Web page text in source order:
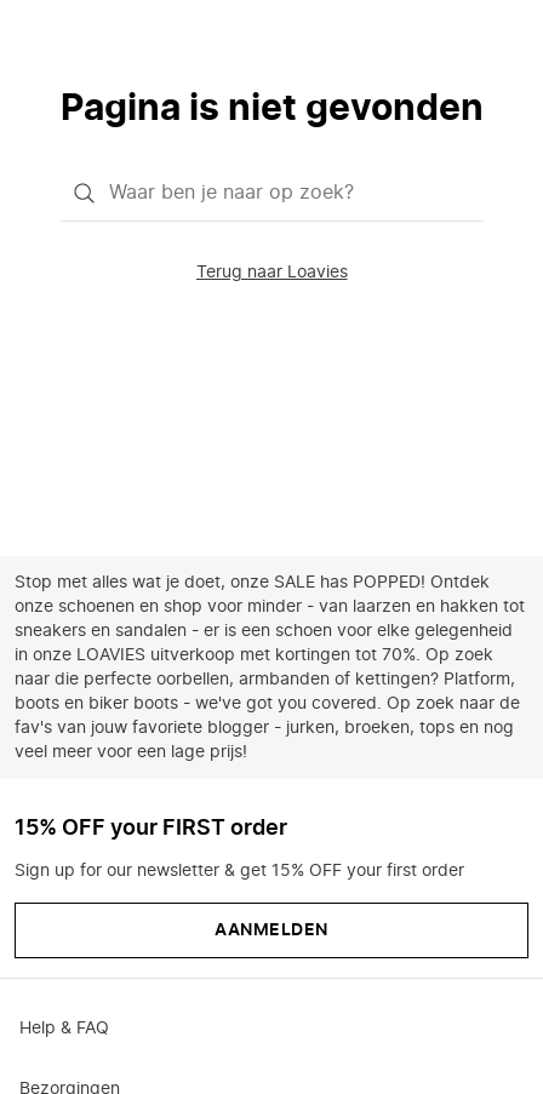
Pagina is niet gevonden
Waar
Terug naar Loavies
Stop met alles wat je doet, onze SALE has POPPED! Ontdek
onze schoenen en shop voor minder - van laarzen en hakken tot
sneakers en sandalen - er is een schoen voor elke gelegenheid
in onze LOAVIES uitverkoop met kortingen tot 70%. Op zoek
naar die perfecte oorbellen, armbanden of kettingen? Platform,
boots en biker boots - we've got you covered. Op zoek naar de
fav's van jouw favoriete blogger - jurken, broeken, tops en nog
veel meer voor een lage prijs!
15% OFF your FIRST order
Sign up for our newsletter & get 15% OFF your first order
AANMELDEN
Help & FAQ
Bezorgingen